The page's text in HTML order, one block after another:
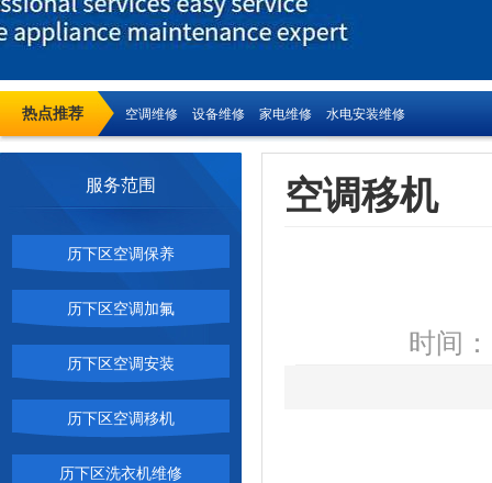
热点推荐 空调维修 设备维修 家电维修 水电安装维修
服务范围
历下区空调保养
历下区空调加氟
历下区空调安装
历下区空调移机
历下区洗衣机维修
空调移机
时间